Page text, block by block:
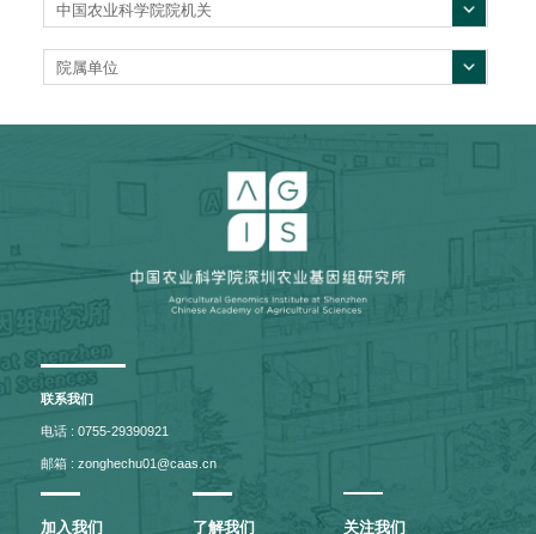
中国农业科学院院机关
院属单位
联系我们
电话 : 0755-29390921
邮箱 : zonghechu01@caas.cn
加入我们 了解我们 关注我们